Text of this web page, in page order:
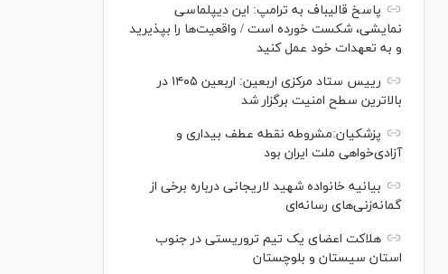
پاسخ قالیباف به ترامپ: این دیپلماسی
نمایشی، شکست خورده است / واقعیت‌ها را بپذیرید
و به تعهدات خود عمل کنید
رییس ستاد مرکزی اربعین: اربعین ۱۴۰۵ در
بالاترین سطح امنیت برگزار شد
پزشکیان:مشروطه نقطه عطف بیداری و
آزادی‌خواهی ملت ایران بود
بیانیه خانواده شهید لاریجانی درباره برخی از
گمانه‌زنی‌های رسانه‌ای
هلاکت اعضای یک تیم تروریستی در جنوب
استان سیستان و بلوچستان